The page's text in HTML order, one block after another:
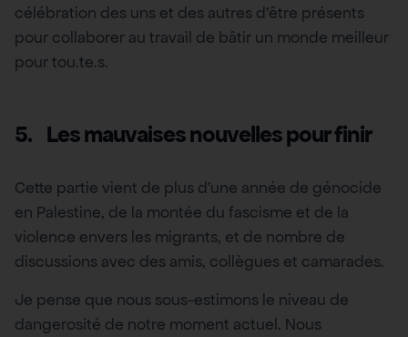
célébration des uns et des autres d’être présents
pour collaborer au travail de bâtir un monde meilleur
pour tou.te.s.
5. Les mauvaises nouvelles pour finir
Cette partie vient de plus d’une année de génocide
en Palestine, de la montée du fascisme et de la
violence envers les migrants, et de nombre de
discussions avec des amis, collègues et camarades.
Je pense que nous sous-estimons le niveau de
dangerosité de notre moment actuel. Nous